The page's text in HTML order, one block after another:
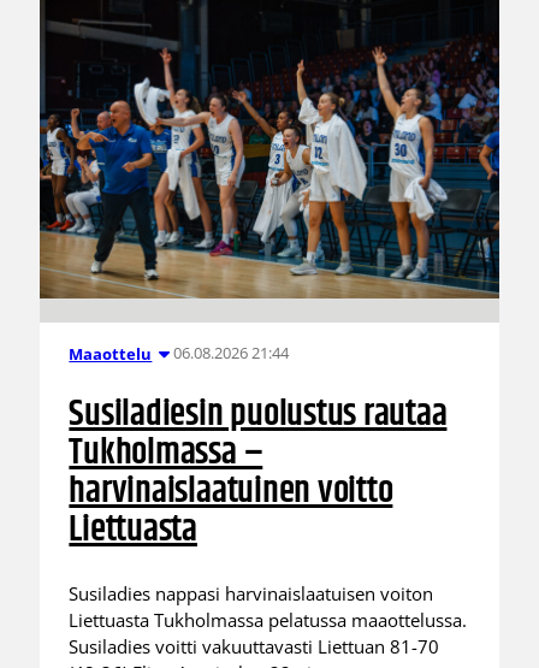
Maaottelu 06.08.2026 21:44
Susiladiesin puolustus rautaa
Tukholmassa –
harvinaislaatuinen voitto
Liettuasta
Susiladies nappasi harvinaislaatuisen voiton
Liettuasta Tukholmassa pelatussa maaottelussa.
Susiladies voitti vakuuttavasti Liettuan 81-70